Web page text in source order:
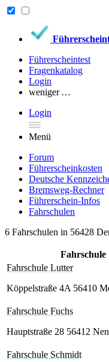
Führerscheintest
Fragenkatalog
Login
weniger …
Login
Menü
Forum
Führerscheinkosten
Deutsche
Bremsweg-Rechner
Führerschein-Infos
Fahrschulen
6 Fahrschulen in 56428
Fahrschule
Fahrschule Lutter
Köppelstraße 4A 56410
Fahrschule Fuchs
Hauptstraße 28 56412
Fahrschule Schmidt